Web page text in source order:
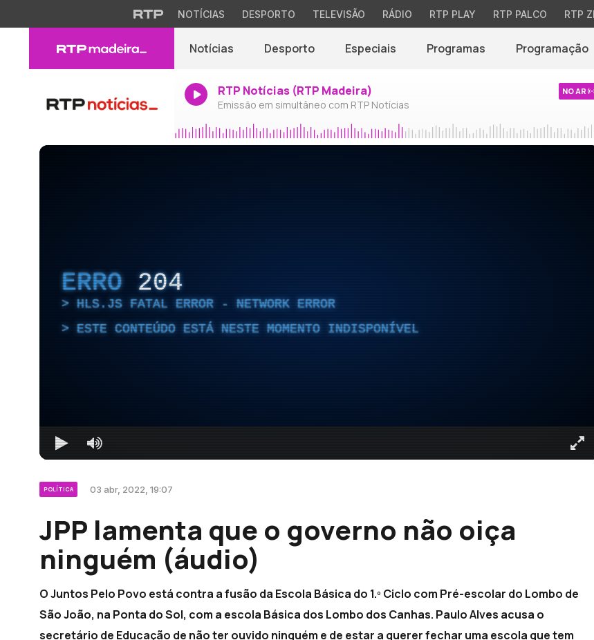
NOTÍCIAS DESPORTO TELEVISÃO RÁDIO RTP PLAY RTP PALCO RTP
Notícias Desporto Especiais Programas Programação
RTP Notícias (RTP Madeira)
Emissão em simultâneo com RTP Notícias
NO AR
ERRO 204
HLS.JS FATAL ERROR - NETWORK ERROR
ESTE CONTEÚDO ESTÁ NESTE MOMENTO INDISPONÍVEL
POLÍTICA 03 abr, 2022, 19:07
JPP lamenta que o governo não oiça
ninguém (áudio)
O Juntos Pelo Povo está contra a fusão da Escola Básica do 1.º Ciclo com Pré-escolar do Lombo de
São João, na Ponta do Sol, com a escola Básica dos Lombo dos Canhas. Paulo Alves acusa o
secretário de Educação de não ter ouvido ninguém e de estar a querer fechar uma escola que tem